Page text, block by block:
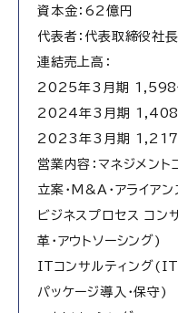
資本金：62億円
代表者：代表取締役社
連結売上高：
2025年3月期 1,598
2024年3月期 1,408
2023年3月期 1,217
営業内容：マネジメン
立案・M&A・アライアン
ビジネスプロセス コン
革・アウトソーシング)
ITコンサルティング(IT
パッケージ導入・保守)